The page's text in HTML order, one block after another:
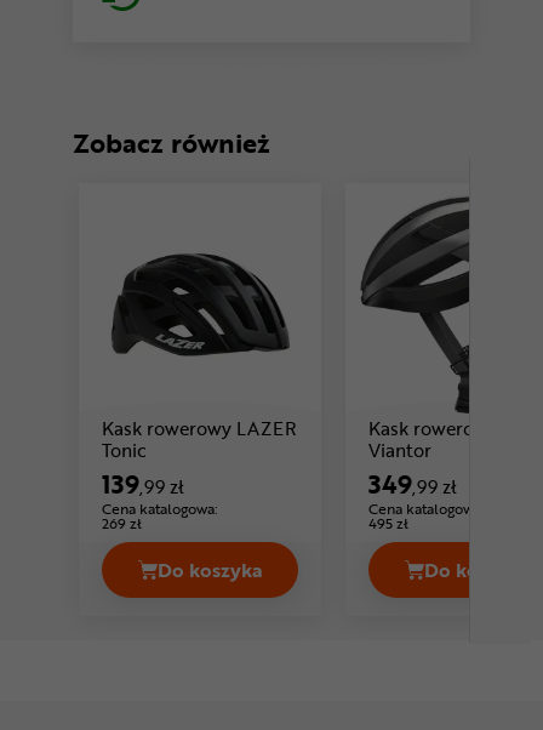
Zobacz również
Kask rowerowy LAZER
Tonic
139,99 zł
Cena katalogowa:
269 zł
Do koszyka
Kask rowerowy LAZER Tonic Cena
Kask rowerowy
Viantor
349,99 zł
Cena katalogowa:
495 zł
Do koszyka
Kask